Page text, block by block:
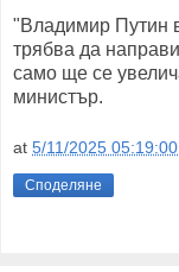
"Владимир Путин
трябва да
само ще се
министър.
at 5/11/2025
Споделяне